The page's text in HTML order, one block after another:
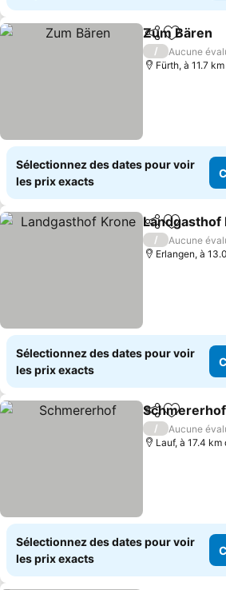
PartagerAjouter
Zum Bären
/
Aucune
Fürth, à 11.7
Sélectionnez des dates pour voir
les prix exacts
PartagerAjouter
Landgasthof
/
Aucune
Erlangen, à
Sélectionnez des dates pour voir
les prix exacts
PartagerAjouter
Schmererhof
/
Aucune
Lauf, à 17.4
Sélectionnez des dates pour voir
les prix exacts